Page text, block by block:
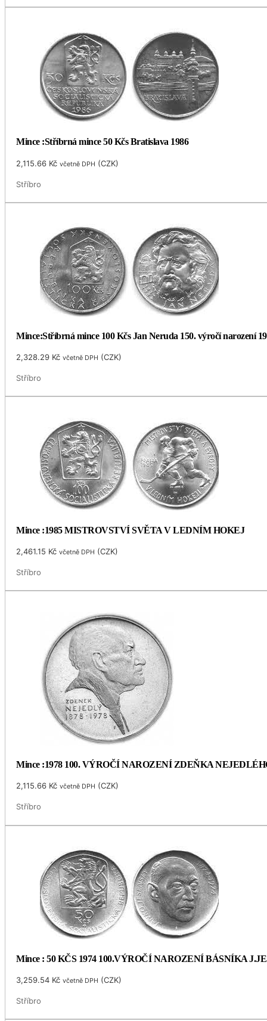
Mince :Stříbrná mince 50 Kčs Bratislava 1986
2,115.66 Kč včetně DPH (CZK)
Stříbro
Mince:Stříbrná mince 100 Kčs Jan Neruda 150. výročí narození
2,328.29 Kč včetně DPH (CZK)
Stříbro
Mince :1985 MISTROVSTVÍ SVĚTA V LEDNÍM HOKEJ
2,461.15 Kč včetně DPH (CZK)
Stříbro
Mince :1978 100. VÝROČÍ NAROZENÍ ZDEŇKA
2,115.66 Kč včetně DPH (CZK)
Stříbro
Mince : 50 KČS 1974 100.VÝROČÍ NAROZENÍ BÁSNÍKA
3,259.54 Kč včetně DPH (CZK)
Stříbro